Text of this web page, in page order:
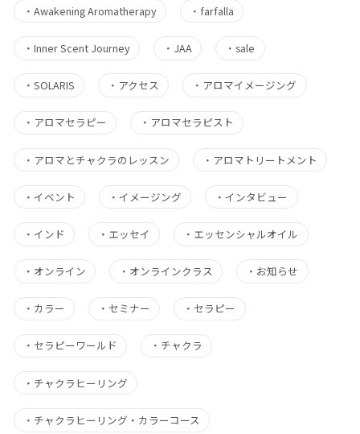
・ Awakening Aromatherapy ・ farfalla
・ Inner Scent Journey ・ JAA ・sale
・ SOLARIS ・ アクセス ・ アロマイメージング
・ アロマセラピー ・ アロマセラピスト
・ アロマとチャクラのレッスン ・ アロマトリートメント
・ イベント ・ イメージング ・ インタビュー
・ インド ・ エッセイ ・ エッセンシャルオイル
・ オンライン ・ オンラインクラス ・ お知らせ
・ カラー ・ セミナー ・ セラピー
・ セラピーワールド ・ チャクラ
・ チャクラヒーリング
・ チャクラヒーリング・カラーコース